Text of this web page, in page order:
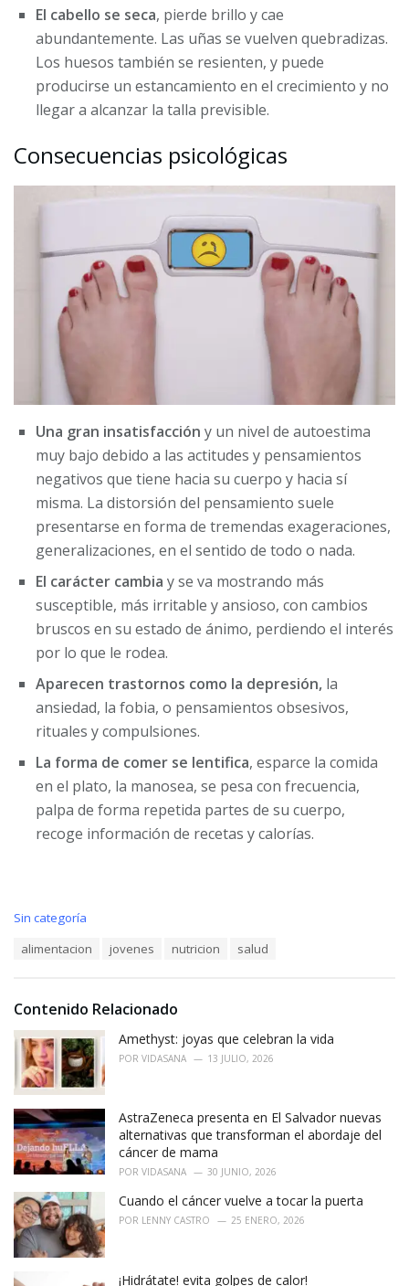
El cabello se seca, pierde brillo y cae
abundantemente. Las uñas se vuelven quebradizas.
Los huesos también se resienten, y puede
producirse un estancamiento en el crecimiento y no
llegar a alcanzar la talla previsible.
Consecuencias psicológicas
Una gran insatisfacción y un nivel de autoestima
muy bajo debido a las actitudes y pensamientos
negativos que tiene hacia su cuerpo y hacia sí
misma. La distorsión del pensamiento suele
presentarse en forma de tremendas exageraciones,
generalizaciones, en el sentido de todo o nada.
El carácter cambia y se va mostrando más
susceptible, más irritable y ansioso, con cambios
bruscos en su estado de ánimo, perdiendo el interés
por lo que le rodea.
Aparecen trastornos como la depresión, la
ansiedad, la fobia, o pensamientos obsesivos,
rituales y compulsiones.
La forma de comer se lentifica, esparce la comida
en el plato, la manosea, se pesa con frecuencia,
palpa de forma repetida partes de su cuerpo,
recoge información de recetas y calorías.
C
r
i
Sin categoría
:
alimentacion jovenes nutricion salud
Contenido Relacionado
Amethyst: joyas que celebran la vida
POR VIDASANA 13 JULIO, 2026
AstraZeneca presenta en El Salvador nuevas
alternativas que transforman el abordaje del
cáncer de mama
POR VIDASANA 30 JUNIO, 2026
Cuando el cáncer vuelve a tocar la puerta
POR LENNY CASTRO 25 ENERO, 2026
¡Hidrátate! evita golpes de calor!